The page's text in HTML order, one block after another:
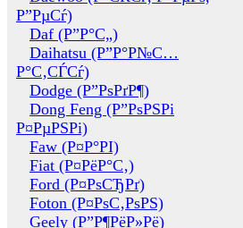
Р”РµСѓ)
Daf (Р”Р°С„)
Daihatsu (Р”Р°Р№С…
Р°С‚СЃСѓ)
Dodge (Р”РѕРґР¶)
Dong Feng (Р”РѕРЅРі
Р¤РµРЅРі)
Faw (Р¤Р°РІ)
Fiat (Р¤РёР°С‚)
Ford (Р¤РѕСЂРґ)
Foton (Р¤РѕС‚РѕРЅ)
Geely (Р”Р¶РёР»Рё)